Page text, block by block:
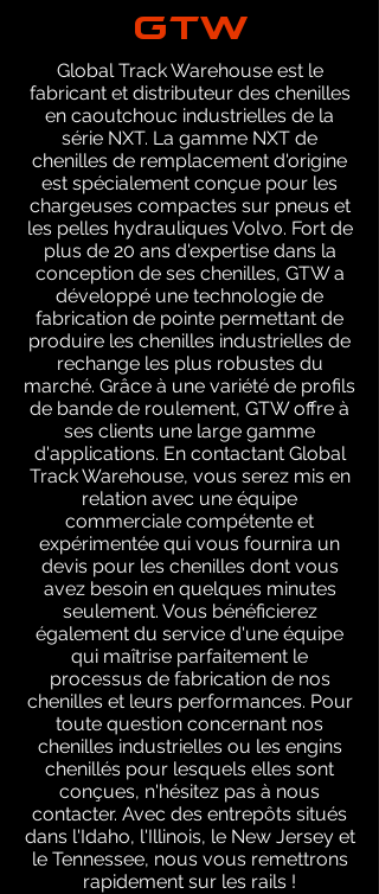
GTW
Global Track Warehouse est le
fabricant et distributeur des chenilles
en caoutchouc industrielles de la
série NXT. La gamme NXT de
chenilles de remplacement d'origine
est spécialement conçue pour les
chargeuses compactes sur pneus et
les pelles hydrauliques Volvo. Fort de
plus de 20 ans d'expertise dans la
conception de ses chenilles, GTW a
développé une technologie de
fabrication de pointe permettant de
produire les chenilles industrielles de
rechange les plus robustes du
marché. Grâce à une variété de profils
de bande de roulement, GTW offre à
ses clients une large gamme
d'applications. En contactant Global
Track Warehouse, vous serez mis en
relation avec une équipe
commerciale compétente et
expérimentée qui vous fournira un
devis pour les chenilles dont vous
avez besoin en quelques minutes
seulement. Vous bénéficierez
également du service d'une équipe
qui maîtrise parfaitement le
processus de fabrication de nos
chenilles et leurs performances. Pour
toute question concernant nos
chenilles industrielles ou les engins
chenillés pour lesquels elles sont
conçues, n'hésitez pas à nous
contacter. Avec des entrepôts situés
dans l'Idaho, l'Illinois, le New Jersey et
le Tennessee, nous vous remettrons
rapidement sur les rails !